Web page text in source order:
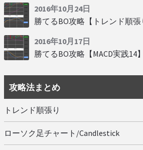
2016年10月24日
2016年10月17日
攻略法まとめ
トレンド順張り
ローソク足チャート/Candlestick